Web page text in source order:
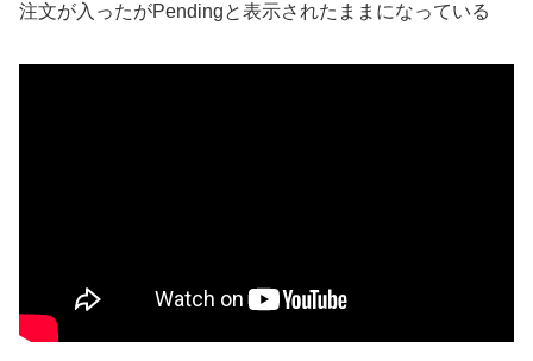
注文が入ったがPendingと表示されたままになっている